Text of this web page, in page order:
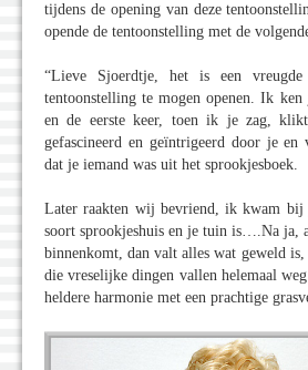
tijdens de opening van deze
opende de tentoonstelling met de
“Lieve Sjoerdtje, het is een
tentoonstelling te mogen openen. Ik
en de eerste keer, toen ik je zag,
gefascineerd en geïntrigeerd door je
dat je iemand was uit het sprookjesboek.
Later raakten wij bevriend, ik kwam bij
soort sprookjeshuis en je tuin is….Na ja,
binnenkomt, dan valt alles wat geweld
die vreselijke dingen vallen helemaal
heldere harmonie met een prachtige